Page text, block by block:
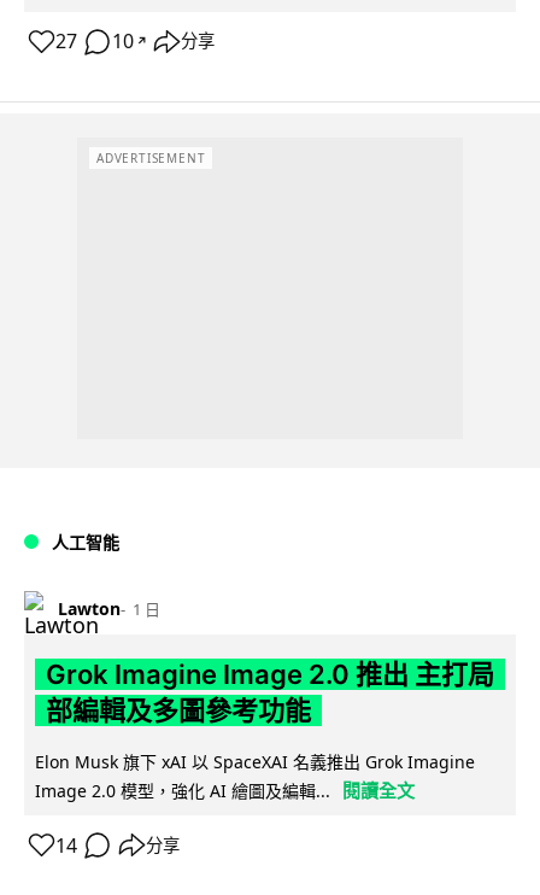
27 10 ↗ 分享
ADVERTISEMENT
人工智能
Lawton 1 日
Grok Imagine Image 2.0 推出 主打局
部編輯及多圖參考功能
Elon Musk 旗下 xAI 以 SpaceXAI 名義推出 Grok Imagine
Image 2.0 模型，強化 AI 繪圖及編輯...
閱讀全文
14 分享